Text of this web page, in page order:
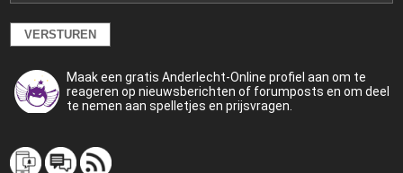
Maak een gratis Anderlecht-Online profiel aan om te
reageren op nieuwsberichten of forumposts en om deel
te nemen aan spelletjes en prijsvragen.